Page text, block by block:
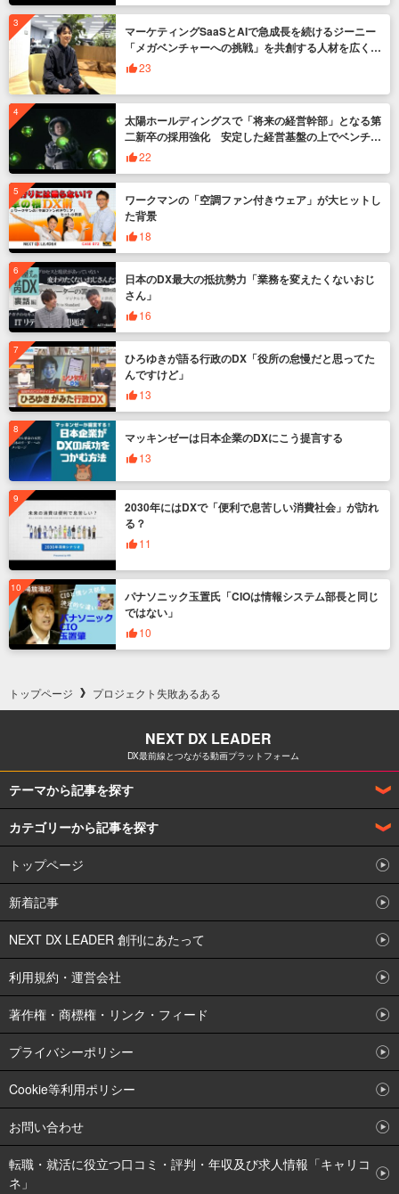
マーケティングSaaSとAIで急成長を続けるジーニー
「メガベンチャーへの挑戦」を共創する人材を広く募
集 23
太陽ホールディングスで「将来の経営幹部」となる第
二新卒の採用強化 安定した経営基盤の上でベンチャ
ー企業のように挑戦
22
ワークマンの「空調ファン付きウェア」が大ヒットし
た背景
18
日本のDX最大の抵抗勢力「業務を変えたくないおじ
さん」
16
ひろゆきが語る行政のDX「役所の怠慢だと思ってた
んですけど」
13
マッキンゼーは日本企業のDXにこう提言する
13
2030年にはDXで「便利で息苦しい消費社会」が訪れ
る？
11
パナソニック玉置氏「CIOは情報システム部長と同じ
ではない」
10
トップページ プロジェクト失敗あるある
NEXT DX LEADER
DX最前線とつながる動画プラットフォーム
トップページ
新着記事
NEXT DX LEADER 創刊にあたって
利用規約・運営会社
著作権・商標権・リンク・フィード
プライバシーポリシー
Cookie等利用ポリシー
お問い合わせ
転職・就活に役立つ口コミ・評判・年収及び求人情報「キャリコ
ネ」
テーマから記事を探す
DX企業インタビュー
企業の事例からDXを学ぶ
製造業のDX
NEXT DX LEADER オリジナル
DXで何ができるのか
DXとは何か
DX人材の職種とスキル
DX失敗あるある＆成功のコツ
カテゴリーから記事を探す
DXとは何か解説
DX人材の獲得育成策
IoT
IT業のDX
UI/UXデザイナー
アーキテクト
エンジニア/プログラマ
クラウド(SaaS/PaaS/IaaS)
コンサルファームの提言